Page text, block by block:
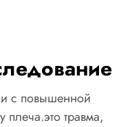
с повышенной
травма,